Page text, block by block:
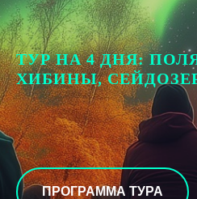
ТУР НА 4 ДНЯ:
ХИБИНЫ,
ПРОГРАММА ТУРА